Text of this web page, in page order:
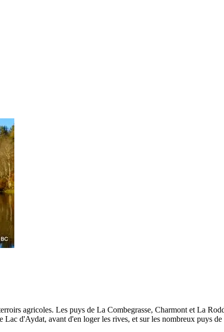
agricoles. Les puys de La Combegrasse, Charmont et La
d'Aydat, avant d'en loger les rives, et sur les nombreux puys